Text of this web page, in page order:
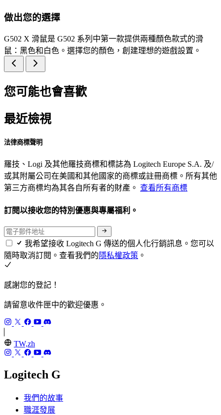
做出您的選擇
G502 X 滑鼠是 G502 系列中第一款提供兩種顏色款式的滑
鼠：黑色和白色。選擇您的顏色，創建理想的遊戲設置。
您可能也會喜歡
最近檢視
法律商標聲明
羅技、Logi 及其他羅技商標和標誌為 Logitech Europe S.A. 及/
或其附屬公司在美國和其他國家的商標或註冊商標。所有其他
第三方商標均為其各自所有者的財產。 查看所有商標
訂閱以接收您的特別優惠與專屬福利。
我希望接收 Logitech G 傳送的個人化行銷訊息。您可以
隨時取消訂閱。查看我們的隱私權政策 。
感謝您的登記！
請留意收件匣中的歡迎優惠。
TW,zh
Logitech G
我們的故事
職涯發展